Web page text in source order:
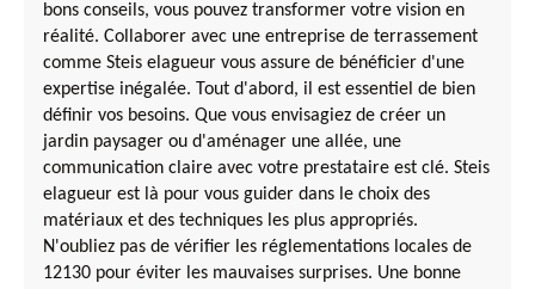
bons conseils, vous pouvez transformer votre vision en
réalité. Collaborer avec une entreprise de terrassement
comme Steis elagueur vous assure de bénéficier d'une
expertise inégalée. Tout d'abord, il est essentiel de bien
définir vos besoins. Que vous envisagiez de créer un
jardin paysager ou d'aménager une allée, une
communication claire avec votre prestataire est clé. Steis
elagueur est là pour vous guider dans le choix des
matériaux et des techniques les plus appropriés.
N'oubliez pas de vérifier les réglementations locales de
12130 pour éviter les mauvaises surprises. Une bonne